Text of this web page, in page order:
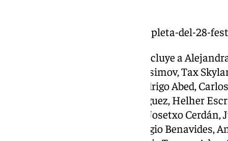
https://www.101tv.es/guia-completa-del-28-
La lista de invitados también incluye a
Jonathan Cabanelas, Gleb Abrosimov, Tax
Soto, Nene (Carlos Librado), Rodrigo Abed,
Palomero, Víctor Moreno Rodríguez, Helher
Trillo, Carlos Sánchez Serrano, Josetxo Cerdán,
Laura Ortoro, Chus Nevado, Sergio Benavides,